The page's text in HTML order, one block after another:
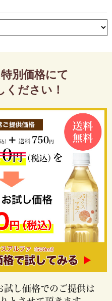
別価格にて
ください！
し価格でのご提供は